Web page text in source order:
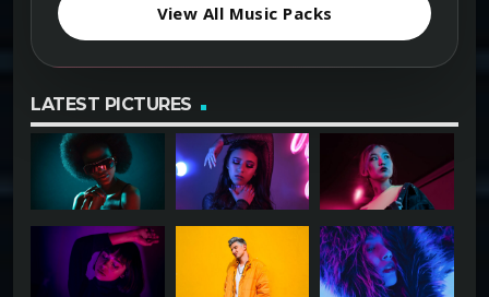
View All Music Packs
LATEST PICTURES